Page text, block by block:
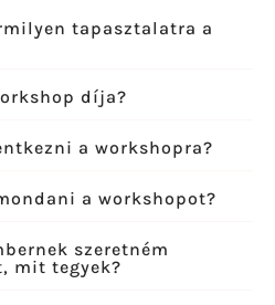
tapasztalatra a
díja?
a workshopra?
a workshopot?
szeretném
mit tegyek?